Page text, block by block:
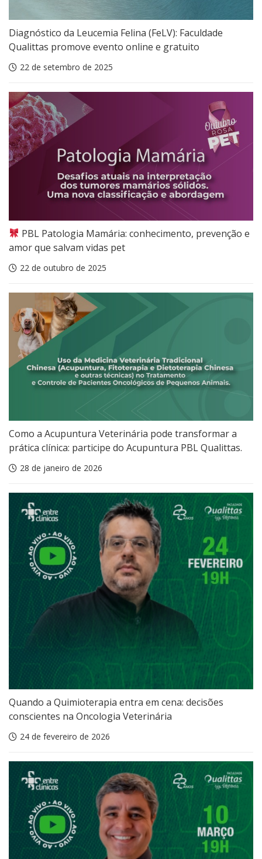
Diagnóstico da Leucemia Felina (FeLV): Faculdade
Qualittas promove evento online e gratuito
22 de setembro de 2025
PBL Patologia Mamária: conhecimento, prevenção e
amor que salvam vidas pet
22 de outubro de 2025
Como a Acupuntura Veterinária pode transformar a
prática clínica: participe do Acupuntura PBL Qualittas.
28 de janeiro de 2026
Quando a Quimioterapia entra em cena: decisões
conscientes na Oncologia Veterinária
24 de fevereiro de 2026